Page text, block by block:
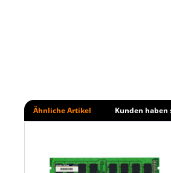
Ähnliche Artikel Kunden haben